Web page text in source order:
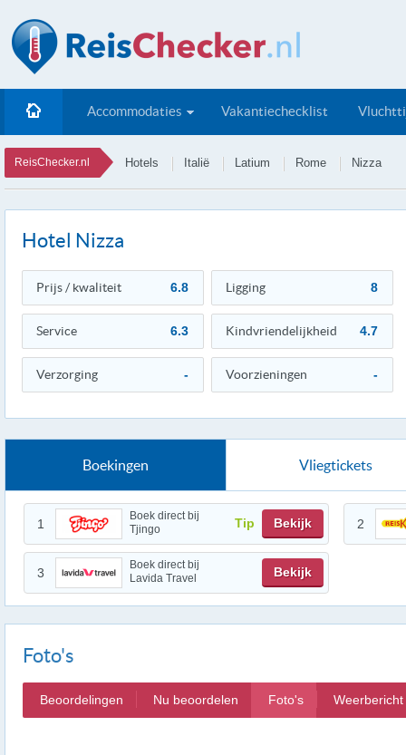
Accommodaties Vakantiechecklist
ReisChecker.nl Hotels Italië Latium Rome Nizza
Hotel Nizza
Prijs / kwaliteit 6.8 Ligging 8
Service 6.3 Kindvriendelijkheid 4.7
Verzorging - Voorzieningen -
Boekingen Vliegtickets
1
Boek direct bij
Tjingo
Tip Bekijk 2
3
Boek direct bij
Lavida Travel
Bekijk
Foto's
Beoordelingen Nu beoordelen Foto's Weerbericht